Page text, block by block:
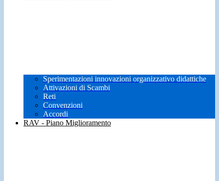
Sperimentazioni innovazioni organizzativo didattiche
Attivazioni di Scambi
Reti
Convenzioni
Accordi
RAV - Piano Miglioramento